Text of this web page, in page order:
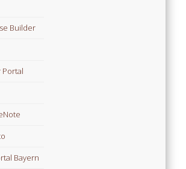
Builder
Portal
Bayern